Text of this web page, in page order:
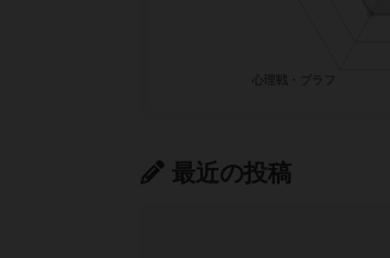
最近の投稿